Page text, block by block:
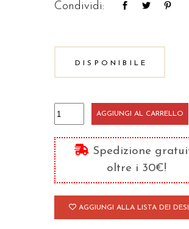
Condividi:
DISPONIBILE
L'anima
e
la
sua
origine
quantità
AGGIUNGI AL CARRELLO
Spedizione
oltre i 30€!
AGGIUNGI ALLA LISTA DEI